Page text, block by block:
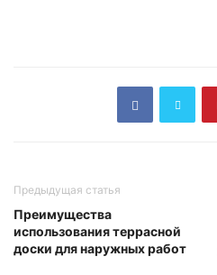
Предыдущая статья
Преимущества
использования террасной
доски для наружных работ